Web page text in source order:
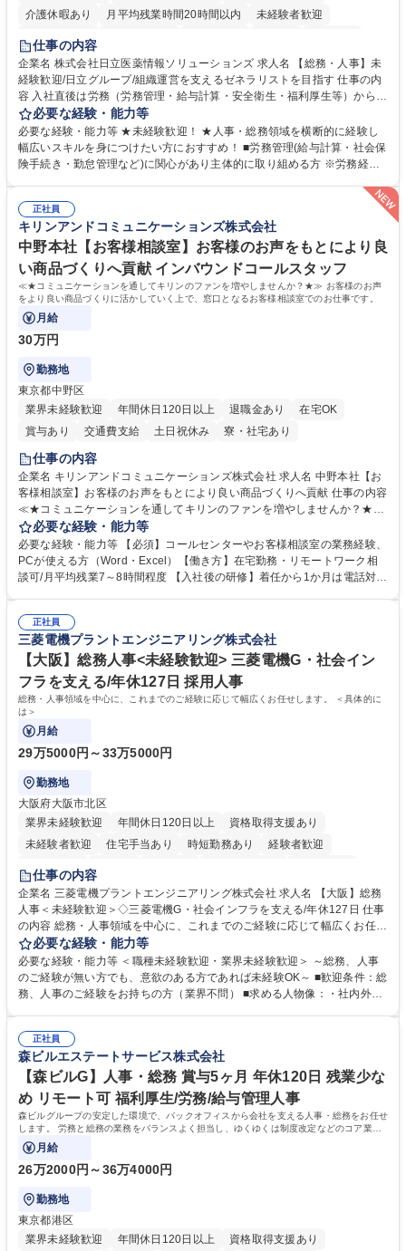
介護休暇あり
月平均残業時間20時間以内
未経験者歓迎
住宅手当あり
育休あり
完全週休2日制 交通費支給 土日祝休み 寮・社宅あり
仕事の内容
企業名 株式会社日立医薬情報ソリューションズ 求人名 【総務・人事】未
経験歓迎/日立グループ/組織運営を支えるゼネラリストを目指す 仕事の内
容 入社直後は労務（労務管理・給与計算・安全衛生・福利厚生等）からお
任せいたします。将来は総務・採用・教育業務へ守備範囲を広げ、組織運
営を支えるゼネラリストをめざせます。 ・初期業務：労働時間管理、給与
計算、社会保険対応、福利厚生管理、安全衛生、健康経営推進等をお任せ
します。ご経験に応じて、休職者管理など、幅広く経験を積んでいただき
★メンバーがマンツーマンで丁寧に教えるため、ご経験が浅くても安心！
幅広く経験を積みたい意欲がある方に最適な環境です。 募集職種 【総
務・人事】未経験歓迎/日立グループ/組織運営を支えるゼネラリストを目
指す
必要な経験・能力等
必要な経験・能力等 ★未経験歓迎！ ★人事・総務領域を横断的に経験し
幅広いスキルを身につけたい方におすすめ！ ■労務管理(給与計算・社会保
険手続き・勤怠管理など)に関心があり主体的に取り組める方 ※労務経験
マネジメント職として活躍したい 【尚可】■人事、労務、採用、教育業務
のご経験 ■労務管理（給与計算・社会保険手続き・勤怠管理など）の経験
■衛生管理者の資格をお持ちの方 学歴・資格 学歴：大学院 大学 高専 短大
専修学校 高校 語学力： 資格：
正社員
キリンアンドコミュニケーションズ株式会社
中野本社【お客様相談室】お客様のお声をもとにより良
い商品づくりへ貢献 インバウンドコールスタッフ
≪★コミュニケーションを通してキリンのファンを増やしませんか？★≫ お客様のお声
をより良い商品づくりに活かしていく上で、窓口となるお客様相談室でのお仕事です。
月給
30万円
勤務地
東京都中野区
業界未経験歓迎
年間休日120日以上 退職金あり
在宅OK
賞与あり
交通費支給 土日祝休み 寮・社宅あり
仕事の内容
企業名 キリンアンドコミュニケーションズ株式会社 求人名 中野本社【お
客様相談室】お客様のお声をもとにより良い商品づくりへ貢献 仕事の内容
≪★コミュニケーションを通してキリンのファンを増やしませんか？★≫
お客様のお声をより良い商品づくりに活かしていく上で、窓口となるお客
様相談室でのお仕事です。 日々お客様からいただくキリングループへのご
意見を、企業活動に活かしています。お客様からの声に迅速かつ誠意をも
って対応、情報提供するとともにグループ内活動に反映しています。 【具
平均100件前後■メール・手紙：同上40件前後 募集職種 中野本社【お客様
相談室】お客様のお声をもとにより良い商品づくりへ貢献
必要な経験・能力等
必要な経験・能力等 【必須】コールセンターやお客様相談室の業務経験、
PCが使える方（Word・Excel）【働き方】在宅勤務・リモートワーク相
談可/月平均残業7～8時間程度 【入社後の研修】着任から1か月は電話対応
すのでご安心ください。 【当社について】キリングループの広報機能を担
う会社として、お客様との出会いを大切にし、磨き上げたホスピタリティ
を込めてコミュニケーションをとりながら広報関連業務を行っておりま
す。 学歴・資格 学歴：大学院 大学 高専 短大 専修学校 高校 語学力： 資
格：
正社員
三菱電機プラントエンジニアリング株式会社
【大阪】総務人事<未経験歓迎> 三菱電機G・社会イン
フラを支える/年休127日 採用人事
総務・人事領域を中心に、これまでのご経験に応じて幅広くお任せします。 ＜具体的に
は＞
月給
29万5000円～33万5000円
勤務地
大阪府大阪市北区
業界未経験歓迎
年間休日120日以上
資格取得支援あり
未経験者歓迎
住宅手当あり 時短勤務あり
経験者歓迎
退職金あり
駅近5分以内
土日祝休み 服装自由 寮・社宅あり 食事補助あり
仕事の内容
企業名 三菱電機プラントエンジニアリング株式会社 求人名 【大阪】総務
人事＜未経験歓迎＞◇三菱電機G・社会インフラを支える/年休127日 仕事
の内容 総務・人事領域を中心に、これまでのご経験に応じて幅広くお任せ
します。 ＜具体的には＞ ・総務/人事労務（給与・社保・勤怠管理など）
・採用・教育研修 ・福利厚生運用 など ※基本的には事務所勤務ですが、
採用や教育等の業務内容により、関西圏以外への日帰り・宿泊を伴う国内
出張もございます。 ※担当業務を持ちつつ、お互いに助け合いながら、総
必要な経験・能力等
必要な経験・能力等 ＜職種未経験歓迎・業界未経験歓迎＞ ～総務、人事
のご経験が無い方でも、意欲のある方であれば未経験OK～ ■歓迎条件：総
務、人事のご経験をお持ちの方（業界不問） ■求める人物像：・社内外の
正社員
森ビルエステートサービス株式会社
【森ビルG】人事・総務 賞与5ヶ月 年休120日 残業少な
め リモート可 福利厚生/労務/給与管理人事
森ビルグループの安定した環境で、バックオフィスから会社を支える人事・総務をお任せ
します。 労務と総務の業務をバランスよく担当し、ゆくゆくは制度改定などのコア業務
にも挑戦できる、やりがいある環境です。
月給
26万2000円～36万4000円
勤務地
東京都港区
業界未経験歓迎
年間休日120日以上 資格取得支援あり